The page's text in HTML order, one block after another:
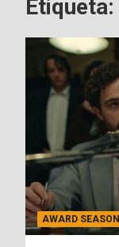
Etiqueta:
AWARD SEASON